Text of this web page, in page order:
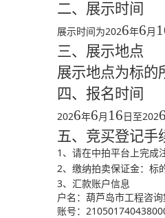
二、展示时间
展示时间为2026年6月
三、展示地点
展示地点为标的
四、报名时间
2026年6月 16 日至2026
五、竞买登记手
1 、请在中拍平台上完成
2、缴纳拍卖保证金：标
3、汇款账户信息
户名：葫芦岛市工程咨询
账号：